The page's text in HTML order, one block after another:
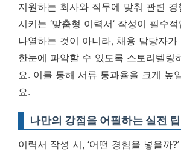
지원하는 회사와 직무에 맞춰 관련
시키는 ‘맞춤형 이력서’ 작성이 필수
나열하는 것이 아니라, 채용 담당자가
한눈에 파악할 수 있도록 스토리텔링
요. 이를 통해 서류 통과율을 크게 높
요.
나만의 강점을 어필하는 실전 팁
이력서 작성 시, ‘어떤 경험을 넣을까